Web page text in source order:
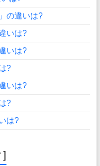
の違いは?
いは?
いは?
?
いは?
?
は?
]